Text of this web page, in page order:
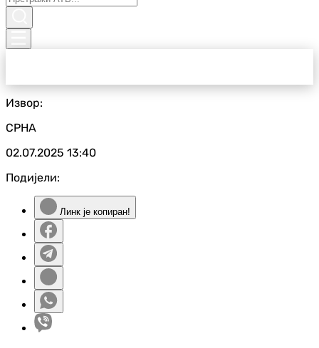
Извор:
СРНА
02.07.2025 13:40
Подијели:
Линк је копиран!